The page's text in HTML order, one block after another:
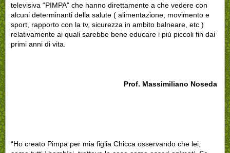
televisiva “PIMPA” che hanno direttamente a che vedere con
alcuni determinanti della salute ( alimentazione, movimento e
sport, rapporto con la tv, sicurezza in ambito balneare, etc )
relativamente ai quali sarebbe bene educare i più piccoli fin dai
primi anni di vita.
Prof. Massimiliano Noseda
“Ho creato Pimpa per mia figlia Chicca osservando che lei,